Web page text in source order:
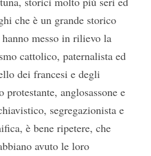
che è un grande storico
messo in rilievo la
cattolico, paternalista ed
dei francesi e degli
anglosassone e
segregazionista e
è bene ripetere, che
avuto le loro